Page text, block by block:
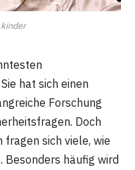
hat sich einen
Forschung
Doch
sich viele, wie
häufig wird